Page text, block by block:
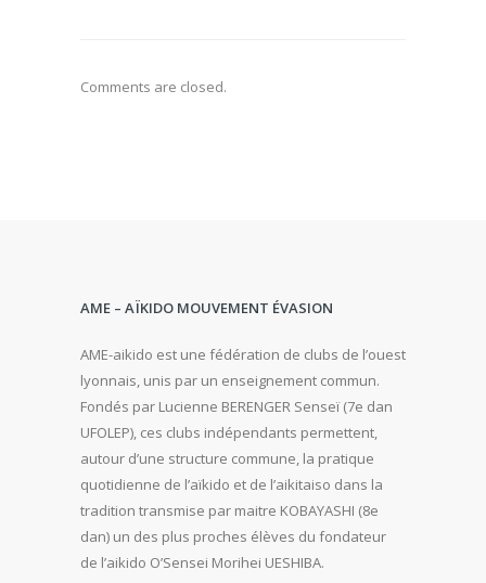
Comments are closed.
AME – AÏKIDO MOUVEMENT ÉVASION
AME-aikido est une fédération de clubs de l’ouest
lyonnais, unis par un enseignement commun.
Fondés par Lucienne BERENGER Senseï (7e dan
UFOLEP), ces clubs indépendants permettent,
autour d’une structure commune, la pratique
quotidienne de l’aïkido et de l’aikitaiso dans la
tradition transmise par maitre KOBAYASHI (8e
dan) un des plus proches élèves du fondateur
de l’aikido O’Sensei Morihei UESHIBA.